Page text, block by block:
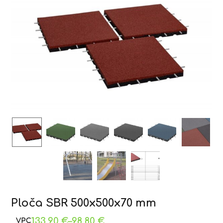
Ploča SBR 500x500x70 mm
98,80€
–
133,90€